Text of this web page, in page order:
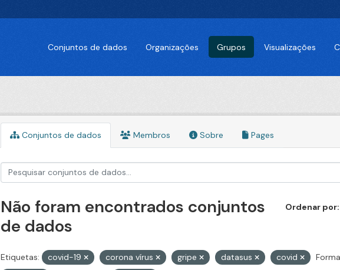
Conjuntos de dados Organizações Grupos Visualizações
Conjuntos de dados Membros Sobre Pages
Ordenar por
Não foram encontrados conjuntos
de dados
Etiquetas: covid-19 corona vírus gripe datasus covid